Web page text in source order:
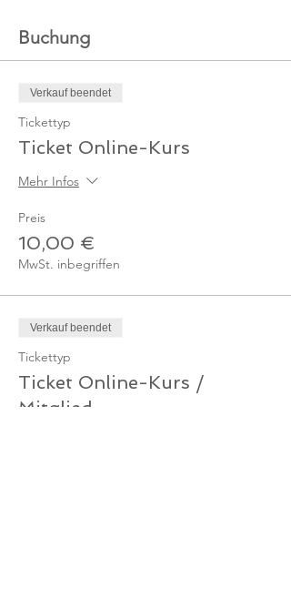
Buchung
Verkauf beendet
Tickettyp
Ticket Online-Kurs
Mehr Infos
Preis
10,00 €
MwSt. inbegriffen
Verkauf beendet
Tickettyp
Ticket Online-Kurs /
Mitglied